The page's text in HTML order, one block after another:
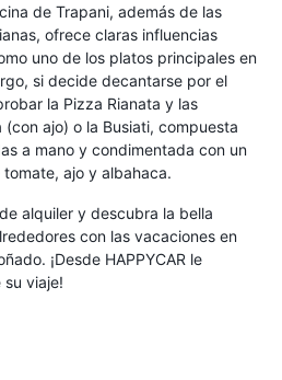
de Trapani, además de las
ofrece claras influencias
uno de los platos principales en
si decide decantarse por el
la Pizza Rianata y las
(con ajo) o la Busiati, compuesta
a mano y condimentada con un
ajo y albahaca.
alquiler y descubra la bella
con las vacaciones en
¡Desde HAPPYCAR le
viaje!